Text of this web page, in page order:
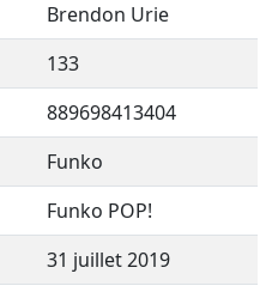
Brendon Urie
133
889698413404
Funko
Funko POP!
31 juillet 2019